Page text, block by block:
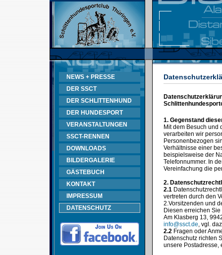
NEWS + PRESSE
DER SSCT
DER SCHLITTENHUND
DER HUNDESPORT
VERANSTALTUNGEN
SSCT-RENNEN
DOWNLOADS
BILDERGALERIE
GÄSTEBUCH
KONTAKT
IMPRESSUM
DATENSCHUTZ
1. Gegenstand
Mit dem Besuch und
verarbeiten wir
Personenbezogen
Verhältnisse einer
beispielsweise der
Telefonnummer. In
Vereinfachung die
2.
2.1
vertreten durch den
2.Vorsitzenden und
Diesen erreichen
Am Klasberg 13,
info@ssct.de, vgl.
2.2 Fragen oder
Datenschutz richten
unsere Postadresse,